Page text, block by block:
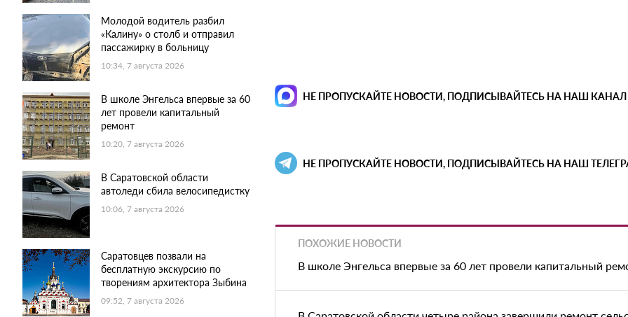
Молодой водитель разбил
«Калину» о столб и отправил
пассажирку в больницу
10:34, 7 августа 2026
В школе Энгельса впервые за 60
лет провели капитальный
ремонт
10:20, 7 августа 2026
В Саратовской области
автоледи сбила велосипедистку
10:06, 7 августа 2026
Саратовцев позвали на
бесплатную экскурсию по
творениям архитектора Зыбина
09:52, 7 августа 2026
НЕ ПРОПУСКАЙТЕ НОВОСТИ, ПОДПИСЫВАЙТЕСЬ НА НАШ КАНАЛ
НЕ ПРОПУСКАЙТЕ НОВОСТИ, ПОДПИСЫВАЙТЕСЬ НА НАШ
ПОХОЖИЕ НОВОСТИ
В школе Энгельса впервые за 60 лет провели капитальный